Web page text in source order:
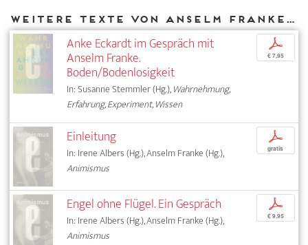
Weitere Texte von Anselm Franke bei DIAPHANES
Anke Eckardt im Gespräch mit
Anselm Franke.
Boden/Bodenlosigkeit
In: Susanne Stemmler (Hg.),Wahrnehmung,
Erfahrung, Experiment, Wissen
p
€ 7,95
Einleitung
In: Irene Albers (Hg.), Anselm Franke (Hg.),
Animismus
p
gratis
Engel ohne Flügel. Ein Gespräch
In: Irene Albers (Hg.), Anselm Franke (Hg.),
Animismus
p
€ 9,95